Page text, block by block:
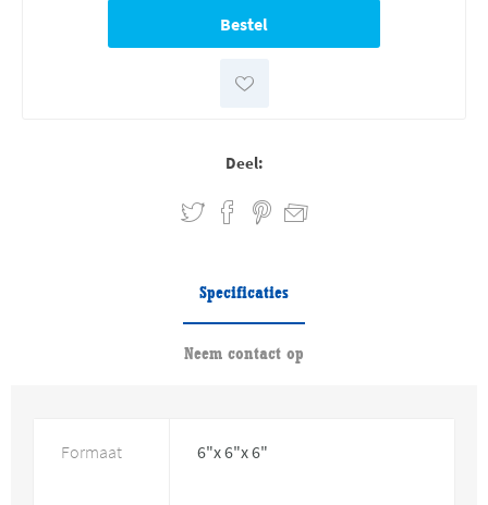
Deel:
Specificaties
Neem contact op
Formaat 6"x 6"x 6"